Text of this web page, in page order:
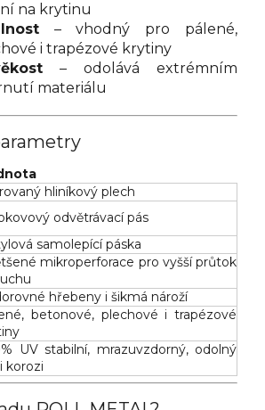
na krytinu
– vhodný pro pálené,
i trapézové krytiny
– odolává extrémním
materiálu
hliníkový plech
odvětrávací pás
samolepící páska
mikroperforace pro vyšší průtok
hřebeny i šikmá nároží
betonové, plechové i trapézové
UV stabilní, mrazuvzdorný, odolný
korozi